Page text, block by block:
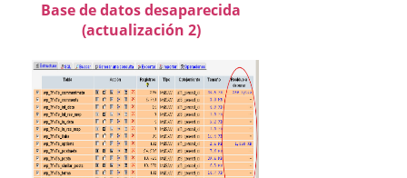
Base de datos desaparecida
(actualización 2)